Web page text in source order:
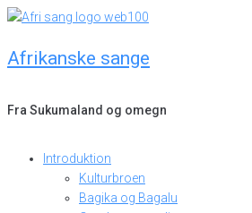
Skip
content
Afrikanske sange
Fra Sukumaland og omegn
Introduktion
Kulturbroen
Bagika og Bagalu